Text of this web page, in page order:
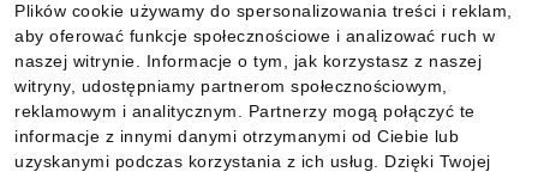
Plików cookie używamy do spersonalizowania treści i reklam,
aby oferować funkcje społecznościowe i analizować ruch w
naszej witrynie. Informacje o tym, jak korzystasz z naszej
witryny, udostępniamy partnerom społecznościowym,
reklamowym i analitycznym. Partnerzy mogą połączyć te
informacje z innymi danymi otrzymanymi od Ciebie lub
uzyskanymi podczas korzystania z ich usług. Dzięki Twojej
Informacje
Pobierz naszą aplikację mobilną: